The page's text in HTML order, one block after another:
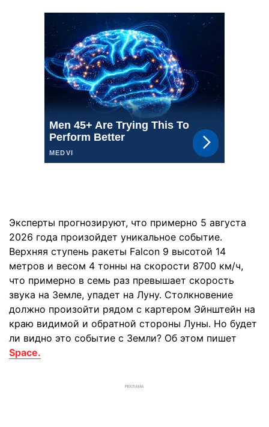
Эксперты прогнозируют, что примерно 5 августа
2026 года произойдет уникальное событие.
Верхняя ступень ракеты Falcon 9 высотой 14
метров и весом 4 тонны на скорости 8700 км/ч,
что примерно в семь раз превышает скорость
звука на Земле, упадет на Луну. Столкновение
должно произойти рядом с картером Эйнштейн на
краю видимой и обратной стороны Луны. Но будет
ли видно это событие с Земли? Об этом пишет
Space.
РЕКЛАМА